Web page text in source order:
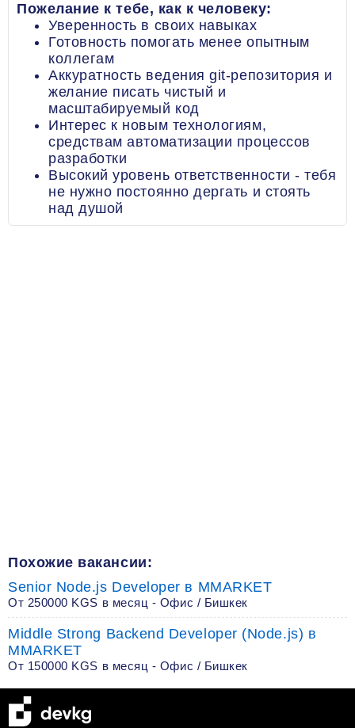
Пожелание к тебе, как к человеку:
Уверенность в своих навыках
Готовность помогать менее опытным
коллегам
Аккуратность ведения git-репозитория и
желание писать чистый и
масштабируемый код
Интерес к новым технологиям,
средствам автоматизации процессов
разработки
Высокий уровень ответственности - тебя
не нужно постоянно дергать и стоять
над душой
Похожие вакансии:
Senior Node.js Developer в MMARKET
От 250000 KGS в месяц - Офис / Бишкек
Middle Strong Backend Developer (Node.js) в
MMARKET
От 150000 KGS в месяц - Офис / Бишкек